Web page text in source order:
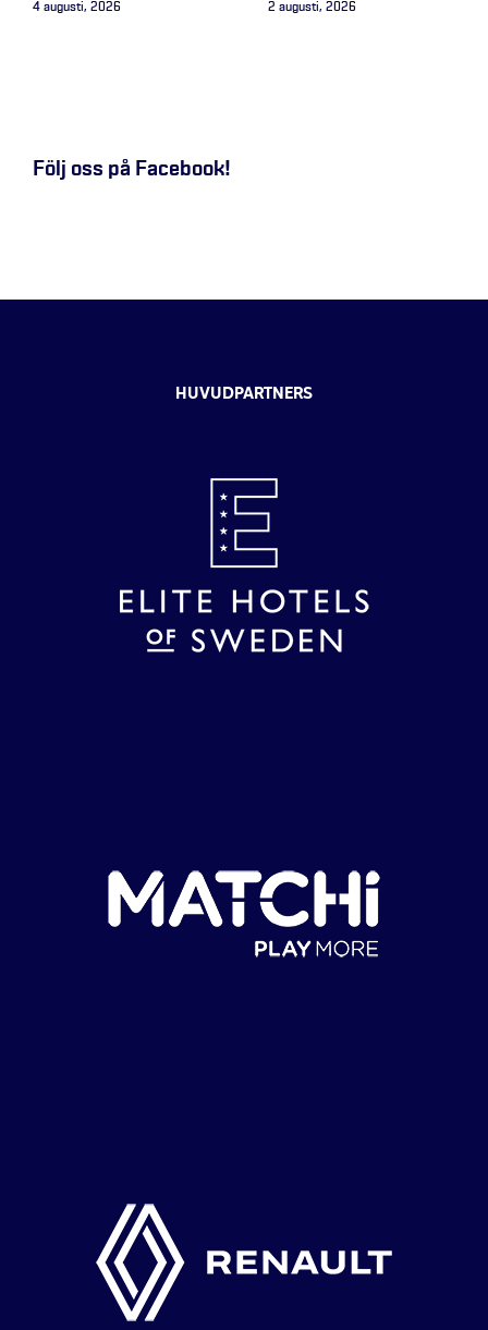
4 augusti, 2026 2 augusti, 2026
Följ oss på Facebook!
HUVUDPARTNERS